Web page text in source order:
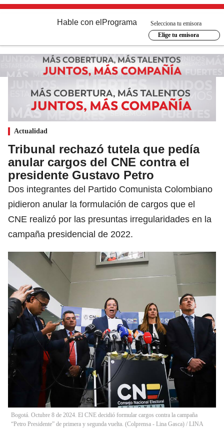
Hable con el Programa
Selecciona tu emisora
Elige tu emisora
Actualidad
Tribunal rechazó tutela que pedía
anular cargos del CNE contra el
presidente Gustavo Petro
Dos integrantes del Partido Comunista Colombiano
pidieron anular la formulación de cargos que el
CNE realizó por las presuntas irregularidades en la
campaña presidencial de 2022.
Bogotá. Octubre 8 de 2024. El CNE decidió formular cargos contra la campaña
“Petro Presidente” de primera y segunda vuelta. (Colprensa - Lina Gasca) / LINA